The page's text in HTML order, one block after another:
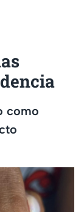
como